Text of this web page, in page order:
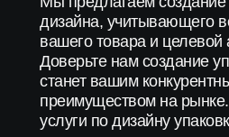
дизайна, учитывающего
вашего товара и целевой
Доверьте нам создание
станет вашим
преимуществом на
услуги по дизайну